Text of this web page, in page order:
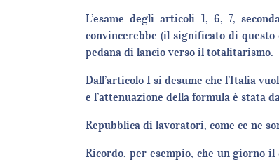
L’esame degli articoli 1, 6, 7,
convincerebbe (il significato di
pedana di lancio verso il totalitarismo.
Dall’articolo 1 si desume che l’Italia
e l’attenuazione della formula è stata
Repubblica di lavoratori, come ce ne
Ricordo, per esempio, che un giorno